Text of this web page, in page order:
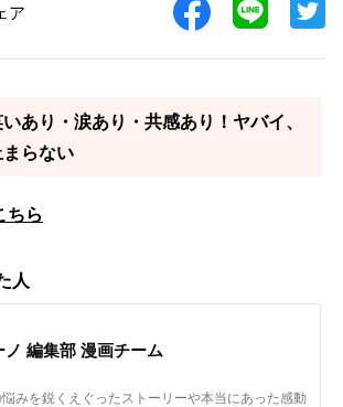
ア
いあり・涙あり・共感あり！ヤバイ、
らない
ちら
人
ノ 編集部 漫画チーム
悩みを鋭くえぐったストーリーや本当にあった感動